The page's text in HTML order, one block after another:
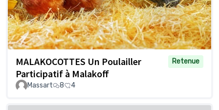
MALAKOCOTTES Un Poulailler
Participatif à Malakoff
Retenue
Massart 8 4